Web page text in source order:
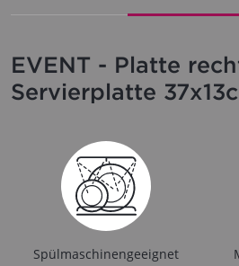
EVENT - Platte
Servierplatte
Spülmaschinengeeignet